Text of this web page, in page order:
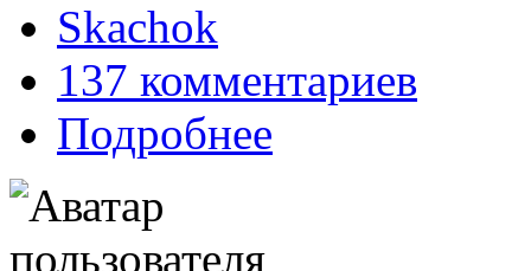
Skachok
137 комментариев
Подробнее